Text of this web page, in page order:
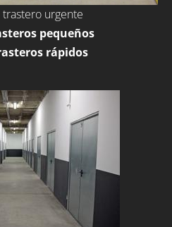
urgente
pequeños
rápidos